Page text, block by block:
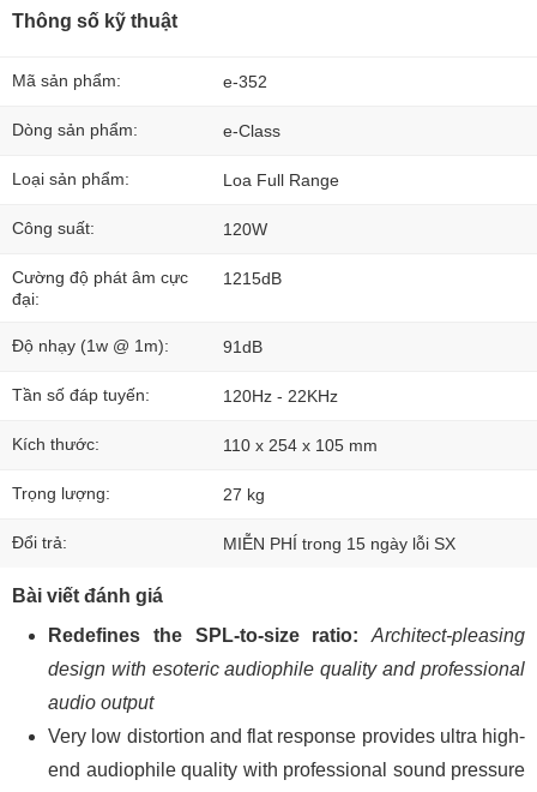
Thông số kỹ thuật
Mã sản phẩm: e-352
Dòng sản phẩm: e-Class
Loại sản phẩm: Loa Full Range
Công suất: 120W
Cường độ phát âm cực
đại:
1215dB
Độ nhạy (1w @ 1m): 91dB
Tần số đáp tuyến: 120Hz - 22KHz
Kích thước: 110 x 254 x 105 mm
Trọng lượng: 27 kg
Đổi trả: MIỄN PHÍ trong 15 ngày lỗi SX
Bài viết đánh giá
Redefines the SPL-to-size ratio:
Architect-pleasing
design with esoteric audiophile quality and professional
audio output
Very low distortion and flat response provides ultra high-
end audiophile quality with professional sound pressure